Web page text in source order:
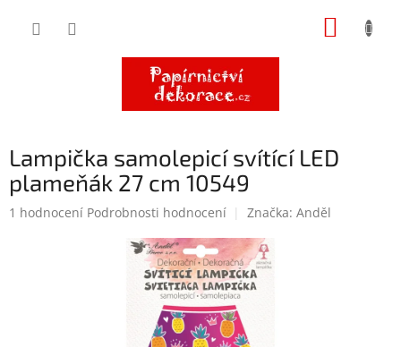
Lampička samolepicí svítící LED
plameňák 27 cm 10549
Průměrné
1 hodnocení Podrobnosti hodnocení Značka: Anděl